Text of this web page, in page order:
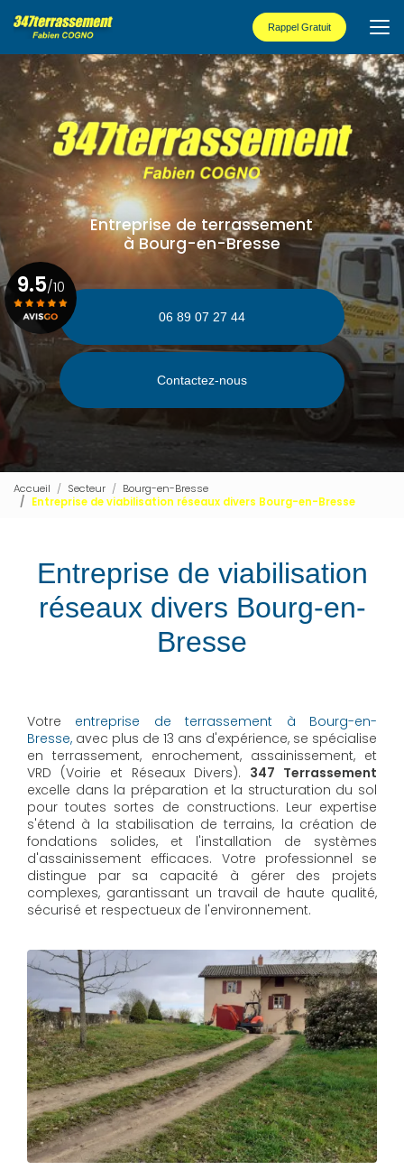
au
contenu
principal
Rappel Gratuit
Entreprise de terrassement
à Bourg-en-Bresse
06 89 07 27 44
Contactez-nous
9.5/10
Voir le certificat
Accueil Secteur
Bourg-en-Bresse
Entreprise de viabilisation réseaux divers Bourg-en-Bresse
Entreprise de viabilisation
réseaux divers Bourg-en-
Bresse
Votre entreprise de terrassement à Bourg-en-
Bresse, avec plus de 13 ans d'expérience, se spécialise
en terrassement, enrochement, assainissement, et
VRD (Voirie et Réseaux Divers). 347 Terrassement
excelle dans la préparation et la structuration du sol
pour toutes sortes de constructions. Leur expertise
s'étend à la stabilisation de terrains, la création de
fondations solides, et l'installation de systèmes
d'assainissement efficaces. Votre professionnel se
distingue par sa capacité à gérer des projets
complexes, garantissant un travail de haute qualité,
sécurisé et respectueux de l'environnement.